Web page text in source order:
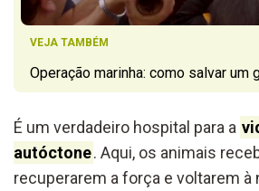
VEJA TAMBÉM
Operação marinha: como salvar um
É um verdadeiro hospital para a
autóctone. Aqui, os animais
recuperarem a força e voltarem à